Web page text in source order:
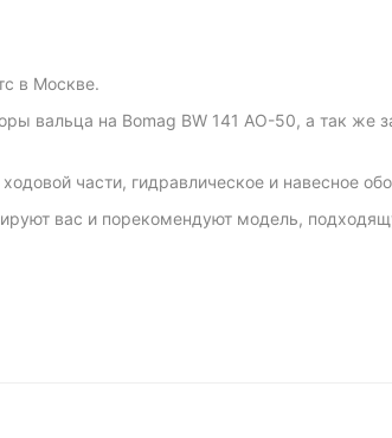
в Москве.
вальца на Bomag BW 141 AO-50, а так же
части, гидравлическое и навесное
вас и порекомендуют модель,